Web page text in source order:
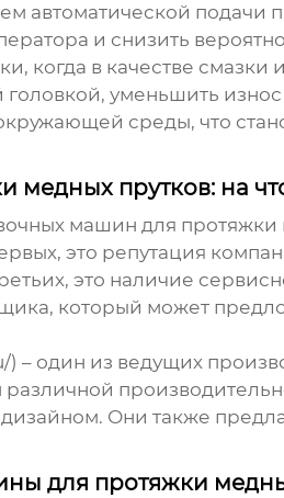
автоматической подачи
и снизить
когда в качестве
уменьшить
среды, что
прутков: на
машин для протяжки
это репутация
это наличие
который может
из ведущих
Они также
для протяжки